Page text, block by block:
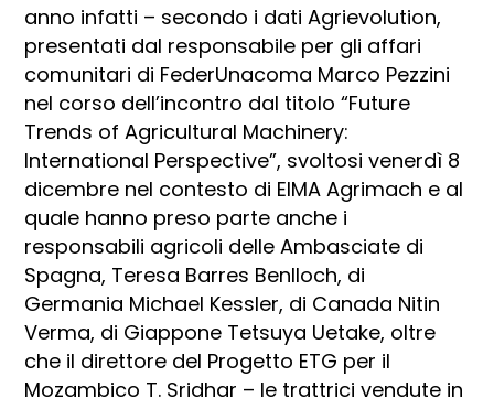
anno infatti – secondo i dati Agrievolution,
presentati dal responsabile per gli affari
comunitari di FederUnacoma Marco Pezzini
nel corso dell’incontro dal titolo “Future
Trends of Agricultural Machinery:
International Perspective”, svoltosi venerdì 8
dicembre nel contesto di EIMA Agrimach e al
quale hanno preso parte anche i
responsabili agricoli delle Ambasciate di
Spagna, Teresa Barres Benlloch, di
Germania Michael Kessler, di Canada Nitin
Verma, di Giappone Tetsuya Uetake, oltre
che il direttore del Progetto ETG per il
Mozambico T. Sridhar – le trattrici vendute in